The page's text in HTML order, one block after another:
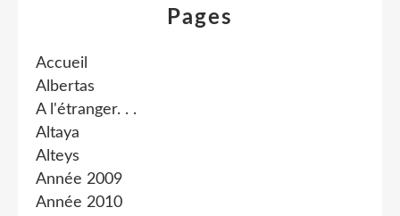
Pages
Accueil
Albertas
A l'étranger. . .
Altaya
Alteys
Année 2009
Année 2010